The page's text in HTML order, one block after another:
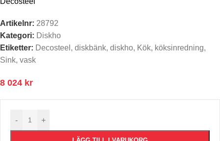
Artikelnr: 28792
Kategori: Diskho
Etiketter: Decosteel , diskbänk, diskho, Kök, köksinredning,
Sink, vask
8 024 kr
- +